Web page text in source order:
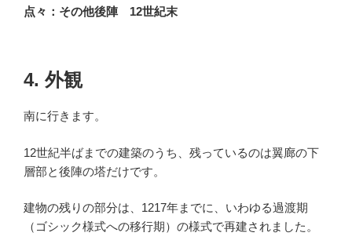
点々：その他後陣 12世紀末
4. 外観
南に行きます。
12世紀半ばまでの建築のうち、残っているのは翼廊の下
層部と後陣の塔だけです。
建物の残りの部分は、1217年までに、いわゆる過渡期
（ゴシック様式への移行期）の様式で再建されました。